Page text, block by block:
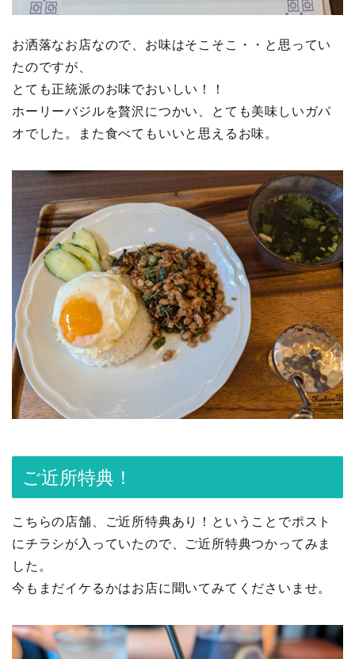
お洒落なお店なので、お味はそこそこ・・と思ってい
たのですが、
とても正統派のお味でおいしい！！
ホーリーバジルを贅沢につかい、とても美味しいガパ
オでした。また食べてもいいと思えるお味。
ご近所特典！
こちらの店舗、ご近所特典あり！ということでポスト
にチラシが入っていたので、ご近所特典つかってみま
した。
今もまだイケるかはお店に聞いてみてくださいませ。